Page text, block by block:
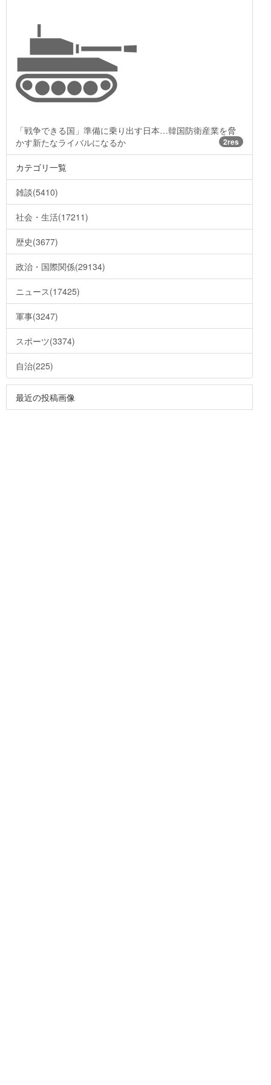
「戦争できる国」準備に乗り出す日本…韓国防衛産業を脅
かす新たなライバルになるか
2res
カテゴリ一覧
雑談(5410)
社会・生活(17211)
歴史(3677)
政治・国際関係(29134)
ニュース(17425)
軍事(3247)
スポーツ(3374)
自治(225)
最近の投稿画像